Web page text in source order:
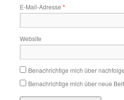
E-Mail-Adresse *
Website
Benachrichtige mich über
Benachrichtige mich über neue